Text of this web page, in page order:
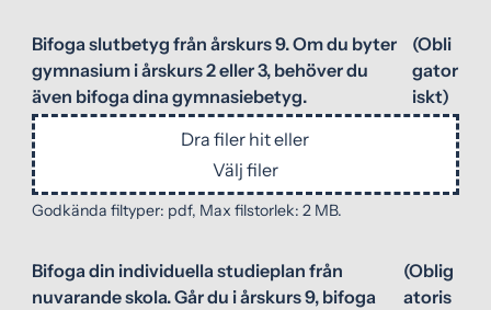
Bifoga slutbetyg från årskurs 9. Om du byter
gymnasium i årskurs 2 eller 3, behöver du
även bifoga dina gymnasiebetyg.
(Obli
gator
iskt)
Dra filer hit eller
Välj filer
Godkända filtyper: pdf, Max filstorlek: 2 MB.
Bifoga din individuella studieplan från
nuvarande skola. Går du i årskurs 9, bifoga
(Oblig
atoris